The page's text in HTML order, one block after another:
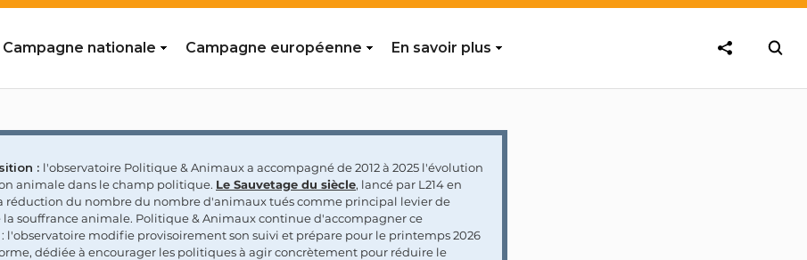
Campagne nationale Campagne européenne En savoir plus
: l'observatoire Politique & Animaux a accompagné de 2012 à 2025 l'évolution
animale dans le champ politique. Le Sauvetage du siècle, lancé par L214 en
réduction du nombre du nombre d'animaux tués comme principal levier de
souffrance animale. Politique & Animaux continue d'accompagner ce
l'observatoire modifie provisoirement son suivi et prépare pour le printemps 2026
dédiée à encourager les politiques à agir concrètement pour réduire le